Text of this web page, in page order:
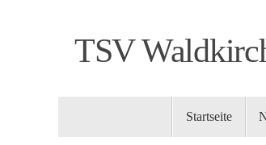
TSV
Startseite